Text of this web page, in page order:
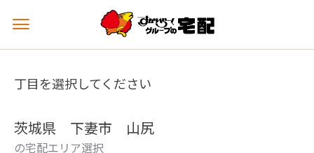
メ
ュ
を
丁目を選択してください
茨城県 下妻市 山尻
の宅配エリア選択